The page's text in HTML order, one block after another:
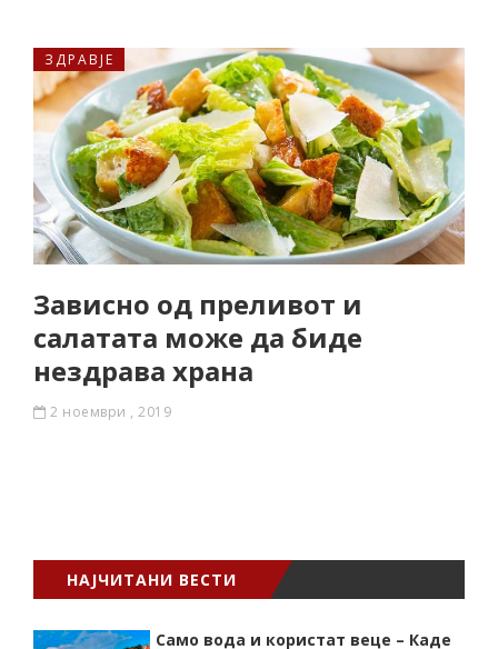
ЗДРАВЈЕ
Зависно од преливот и
салатата може да биде
нездрава храна
2 ноември , 2019
НАЈЧИТАНИ ВЕСТИ
Само вода и користат веце – Каде